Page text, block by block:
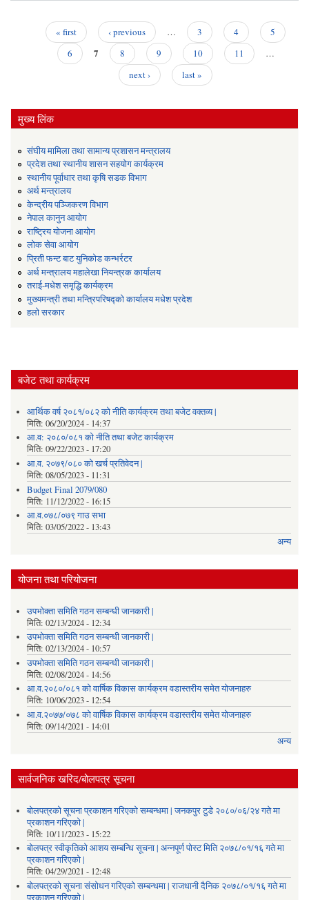
« first ‹ previous … 3 4
5
6
7 8 9 10 11
…
next ›
last »
मुख्य लिंक
संघीय मामिला तथा सामान्य प्रशासन मन्त्रालय
प्रदेश तथा स्थानीय शासन सहयोग कार्यक्रम
स्थानीय पूर्वाधार तथा कृषि सडक विभाग
अर्थ मन्त्रालय
केन्द्रीय पञ्जिकरण विभाग
नेपाल कानुन आयोग
राष्ट्रिय योजना आयोग
लोक सेवा आयोग
प्रिती फन्ट बाट युनिकोड कन्भर्रटर
अर्थ मन्त्रालय महालेखा नियन्त्रक कार्यालय
तराई-मधेश समृद्धि कार्यक्रम
मुख्यमन्त्री तथा मन्त्रिपरिषद्को कार्यालय मधेश प्रदेश
हलो सरकार
बजेट तथा कार्यक्रम
आर्थिक वर्ष २०८१/०८२ को नीति कार्यक्रम तथा बजेट वक्तव्य |
मिति: 06/20/2024 - 14:37
आ.व: २०८०/०८१ को नीति तथा बजेट कार्यक्रम
मिति: 09/22/2023 - 17:20
आ.व. २०७९/०८० को खर्च प्रतिवेदन |
मिति: 08/05/2023 - 11:31
Budget Final 2079/080
मिति: 11/12/2022 - 16:15
आ.व.०७८/०७९ गाउ सभा
मिति: 03/05/2022 - 13:43
अन्य
योजना तथा परियोजना
उपभोक्ता समिति गठन सम्बन्धी जानकारी |
मिति: 02/13/2024 - 12:34
उपभोक्ता समिति गठन सम्बन्धी जानकारी |
मिति: 02/13/2024 - 10:57
उपभोक्ता समिति गठन सम्बन्धी जानकारी |
मिति: 02/08/2024 - 14:56
आ.व.२०८०/०८१ को वार्षिक विकास कार्यक्रम वडास्तरीय समेत योजनाहरु
मिति: 10/06/2023 - 12:54
आ.व.२०७७/०७८ को वार्षिक विकास कार्यक्रम वडास्तरीय समेत योजनाहरु
मिति: 09/14/2021 - 14:01
अन्य
सार्वजनिक खरिद/बोलपत्र सूचना
बोलपत्रको सूचना प्रकाशन गरिएको सम्बन्धमा | जनकपुर टुडे २०८०/०६/२४ गते मा
प्रकाशन गरिएको |
मिति: 10/11/2023 - 15:22
बोलपत्र स्वीकृतिको आशय सम्बन्धि सूचना | अन्नपूर्ण पोस्ट मिति २०७८/०१/१६ गते मा
प्रकाशन गरिएको |
मिति: 04/29/2021 - 12:48
बोलपत्रको सूचना संसोधन गरिएको सम्बन्धमा | राजधानी दैनिक २०७८/०१/१६ गते मा
प्रकाशन गरिएको |